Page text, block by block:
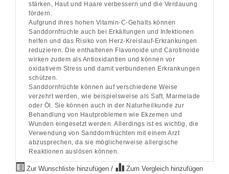
stärken, Haut und Haare verbessern und die Verdauung
fördern.
Aufgrund ihres hohen Vitamin-C-Gehalts können
Sanddornfrüchte auch bei Erkältungen und Infektionen
helfen und das Risiko von Herz-Kreislauf-Erkrankungen
reduzieren. Die enthaltenen Flavonoide und Carotinoide
wirken zudem als Antioxidantien und können vor
oxidativem Stress und damit verbundenen Erkrankungen
schützen.
Sanddornfrüchte können auf verschiedene Weise
verzehrt werden, wie beispielsweise als Saft, Marmelade
oder Öl. Sie können auch in der Naturheilkunde zur
Behandlung von Hautproblemen wie Ekzemen und
Wunden eingesetzt werden. Allerdings ist es wichtig, die
Verwendung von Sanddornfrüchten mit einem Arzt
abzusprechen, da sie möglicherweise allergische
Reaktionen auslösen können.
Zur Wunschliste hinzufügen / Zum Vergleich hinzufügen